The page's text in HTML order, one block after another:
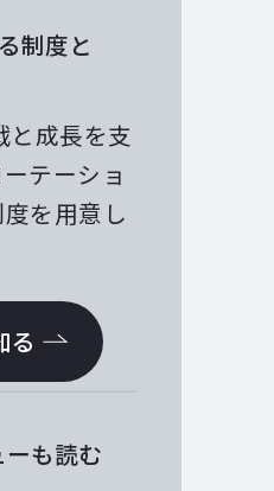
制度と
と成長を支
テーショ
を用意し
る
も読む